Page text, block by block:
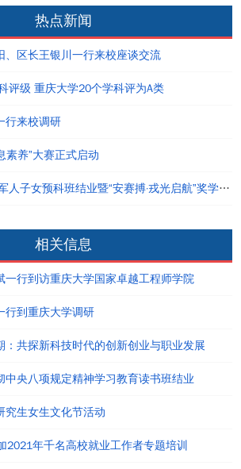
热点新闻
、区长王银川一行来校座谈交流
评级 重庆大学20个学科评为A类
行来校调研
素养”大赛正式启动
重庆大学2025级边防军人子女预科班结业暨“安赛搏·戎光启航”奖学金签约仪式举办
相关信息
一行到访重庆大学国家卓越工程师学院
行到重庆大学调研
：共探新科技时代的创新创业与职业发展
中央八项规定精神学习教育读书班结业
究生女生文化节活动
2021年千名高校就业工作者专题培训